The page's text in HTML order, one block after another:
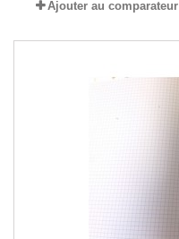
Ajouter au comparateur